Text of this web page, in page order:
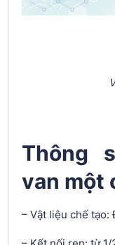
Thông
van một
– Vật liệu chế